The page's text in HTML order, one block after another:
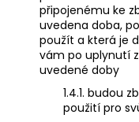
připojenému ke
uvedena doba,
použít a která je
vám po uplynutí
uvedené doby
1.4.1. budou
použití pro